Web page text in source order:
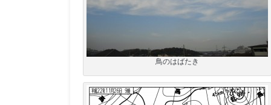
鳥のはばたき